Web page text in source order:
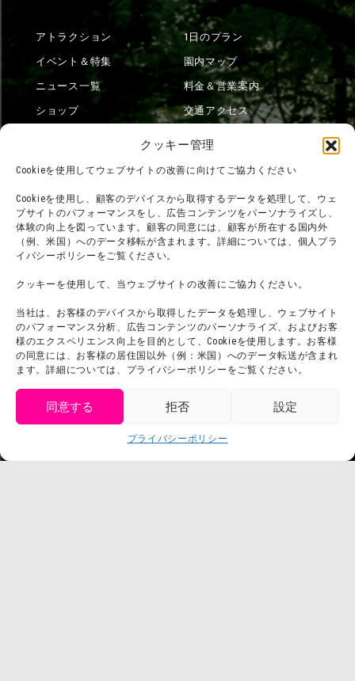
クッキー管理
Cookieを使用してウェブサイトの改善に向けてご協力ください
Cookieを使用し、顧客のデバイスから取得するデータを処理して、ウェ
ブサイトのパフォーマンスをし、広告コンテンツをパーソナライズし、
体験の向上を図っています。顧客の同意には、顧客が所在する国内外
（例、米国）へのデータ移転が含まれます。詳細については、個人プラ
イバシーポリシーをご覧ください。
クッキーを使用して、当ウェブサイトの改善にご協力ください。
当社は、お客様のデバイスから取得したデータを処理し、ウェブサイト
のパフォーマンス分析、広告コンテンツのパーソナライズ、およびお客
様のエクスペリエンス向上を目的として、Cookieを使用します。お客様
の同意には、お客様の居住国以外（例：米国）へのデータ転送が含まれ
ます。詳細については、プライバシーポリシーをご覧ください。
同意する 拒否 設定
プライバシーポリシー
アトラクション
イベント＆特集
ニュース一覧
ショップ
1日のプラン
園内マップ
料金＆営業案内
交通アクセス
団体利用について
お問い合わせ
利用規約
プライバシーポリシー
プレスリリース
メディア掲載実績
会社概要
スタッフ募集